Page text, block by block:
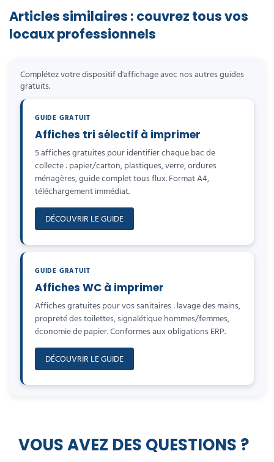
Articles similaires : couvrez tous vos
locaux professionnels
Complétez votre dispositif d'affichage avec nos autres guides
gratuits.
GUIDE GRATUIT
Affiches tri sélectif à imprimer
5 affiches gratuites pour identifier chaque bac de
collecte : papier/carton, plastiques, verre, ordures
ménagères, guide complet tous flux. Format A4,
téléchargement immédiat.
DÉCOUVRIR LE GUIDE
GUIDE GRATUIT
Affiches WC à imprimer
Affiches gratuites pour vos sanitaires : lavage des mains,
propreté des toilettes, signalétique hommes/femmes,
économie de papier. Conformes aux obligations ERP.
DÉCOUVRIR LE GUIDE
VOUS AVEZ DES QUESTIONS ?